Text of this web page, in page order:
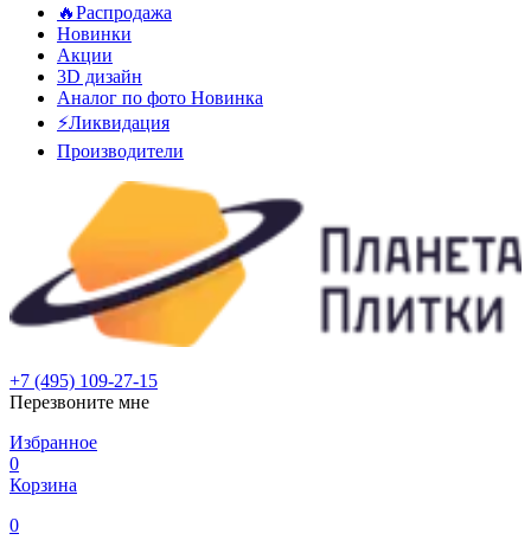
🔥Распродажа
Новинки
Акции
3D дизайн
Аналог по фото Новинка
⚡Ликвидация
Производители
+7 (495) 109-27-15
Перезвоните мне
Избранное
0
Корзина
0